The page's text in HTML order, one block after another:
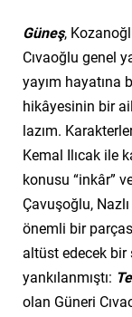
Güneş,
Cıvaoğlu genel
yayım hayatına
hikâyesinin bir
lazım.
Kemal Ilıcak ile
konusu “inkâr”
Çavuşoğlu,
önemli bir
altüst edecek bir
yankılanmıştı:
olan Güneri